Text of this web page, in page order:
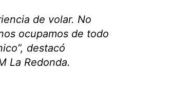
de volar. No
ocupamos de todo
destacó
La Redonda.